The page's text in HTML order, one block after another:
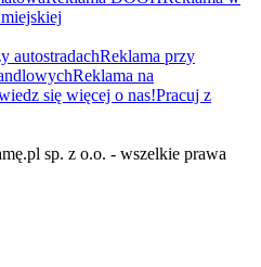
autostradachReklama przy
Reklama na
się więcej o nas!Pracuj z
sp. z o.o. - wszelkie prawa